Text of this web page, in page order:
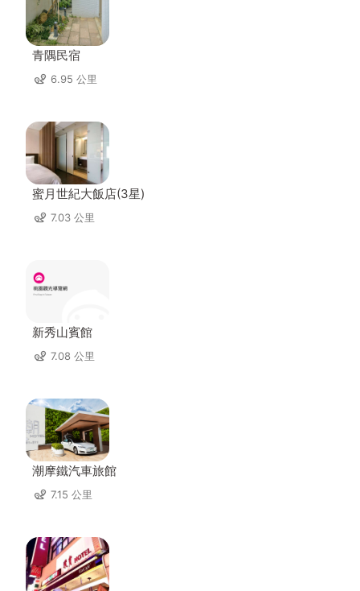
青隅民宿
6.95 公里
蜜月世紀大飯店(3星)
7.03 公里
新秀山賓館
7.08 公里
潮摩鐵汽車旅館
7.15 公里